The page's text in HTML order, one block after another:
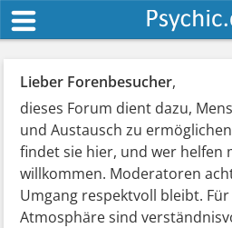
Lieber Forenbesucher,
dieses Forum dient dazu,
und Austausch zu
findet sie hier, und wer helfen
willkommen. Moderatoren
Umgang respektvoll bleibt.
Atmosphäre sind